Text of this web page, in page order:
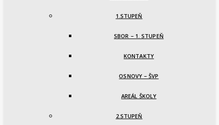
1.STUPEŇ
SBOR – 1. STUPEŇ
KONTAKTY
OSNOVY – ŠVP
AREÁL ŠKOLY
2.STUPEŇ